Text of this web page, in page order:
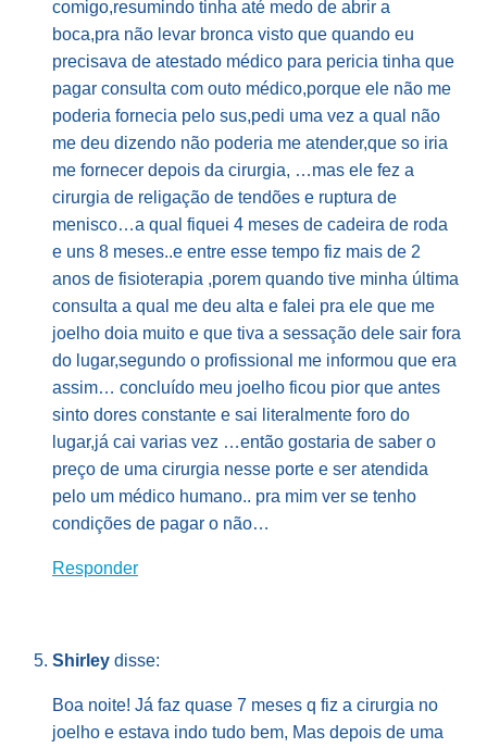
comigo,resumindo tinha até medo de abrir a
boca,pra não levar bronca visto que quando eu
precisava de atestado médico para pericia tinha que
pagar consulta com outo médico,porque ele não me
poderia fornecia pelo sus,pedi uma vez a qual não
me deu dizendo não poderia me atender,que so iria
me fornecer depois da cirurgia, …mas ele fez a
cirurgia de religação de tendões e ruptura de
menisco…a qual fiquei 4 meses de cadeira de roda
e uns 8 meses..e entre esse tempo fiz mais de 2
anos de fisioterapia ,porem quando tive minha última
consulta a qual me deu alta e falei pra ele que me
joelho doia muito e que tiva a sessação dele sair fora
do lugar,segundo o profissional me informou que era
assim… concluído meu joelho ficou pior que antes
sinto dores constante e sai literalmente foro do
lugar,já cai varias vez …então gostaria de saber o
preço de uma cirurgia nesse porte e ser atendida
pelo um médico humano.. pra mim ver se tenho
condições de pagar o não…
Responder
Shirley disse:
Boa noite! Já faz quase 7 meses q fiz a cirurgia no
joelho e estava indo tudo bem, Mas depois de uma